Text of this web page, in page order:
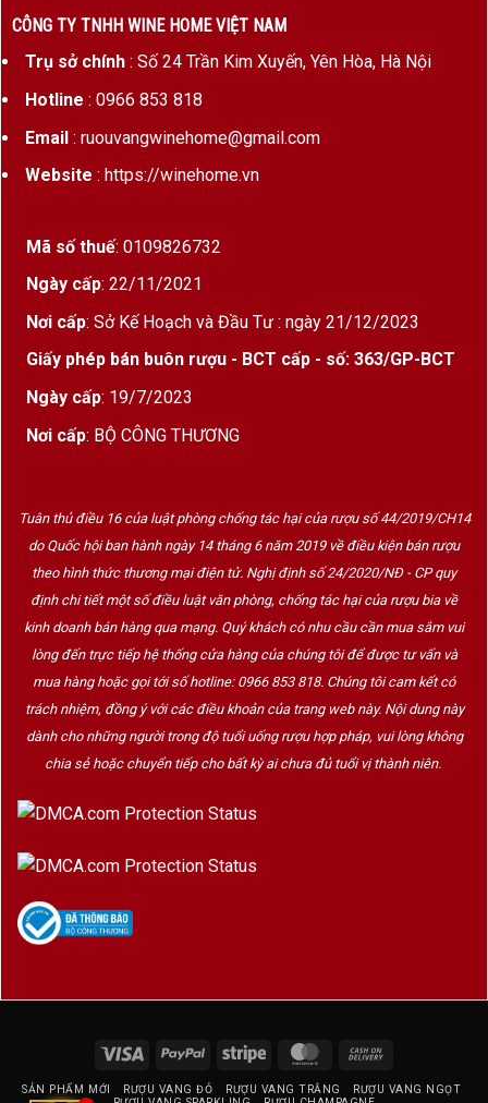
CÔNG TY TNHH WINE HOME VIỆT NAM
Trụ sở chính: Số 24 Trần Kim Xuyến, Yên Hòa, Hà Nội
Hotline : 0966 853 818
Email: ruouvangwinehome@gmail.com
Website : https://winehome.vn
Mã số thuế: 0109826732
Ngày cấp: 22/11/2021
Nơi cấp: Sở Kế Hoạch và Đầu Tư : ngày 21/12/2023
Giấy phép bán buôn rượu - BCT cấp - số: 363/GP-BCT
Ngày cấp: 19/7/2023
Nơi cấp: BỘ CÔNG THƯƠNG
Tuân thủ điều 16 của luật phòng chống tác hại của rượu số 44/2019/CH14
do Quốc hội ban hành ngày 14 tháng 6 năm 2019 về điều kiện bán rượu
theo hình thức thương mại điện tử. Nghị định số 24/2020/NĐ - CP quy
định chi tiết một số điều luật văn phòng, chống tác hại của rượu bia về
kinh doanh bán hàng qua mạng. Quý khách có nhu cầu cần mua sắm vui
lòng đến trực tiếp hệ thống cửa hàng của chúng tôi để được tư vấn và
mua hàng hoặc gọi tới số hotline: 0966 853 818. Chúng tôi cam kết có
trách nhiệm, đồng ý với các điều khoản của trang web này. Nội dung này
dành cho những người trong độ tuổi uống rượu hợp pháp, vui lòng không
chia sẻ hoặc chuyển tiếp cho bất kỳ ai chưa đủ tuổi vị thành niên.
Visa PayPal Stripe MasterCard
Delivery
SẢN PHẨM MỚI RƯỢU VANG ĐỎ RƯỢU VANG TRẮNG
RƯỢU VANG NGỌT